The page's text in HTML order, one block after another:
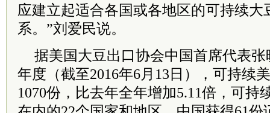
应建立起适合各国或各地区的可持续大
系。”刘爱民说。
据美国大豆出口协会中国首席代表
年度（截至2016年6月13日），可持续
1070份，比去年全年增加5.11倍，可持